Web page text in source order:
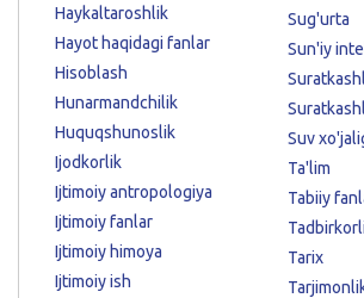
Haykaltaroshlik
Hayot haqidagi fanlar
Hisoblash
Hunarmandchilik
Huquqshunoslik
Ijodkorlik
Ijtimoiy antropologiya
Ijtimoiy fanlar
Ijtimoiy himoya
Ijtimoiy ish
Sug'urta
Sun'iy
Suv
Ta'lim
Tabiiy
Tarix